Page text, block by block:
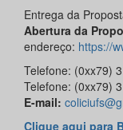
Entrega da
Abertura da
endereço: https://
Telefone: (0xx79)
Telefone: (0xx79)
E-mail:
Clique aqui para